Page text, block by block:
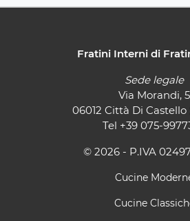
Fratini Interni di
Sede legale
Via Morandi, 5
06012 Città Di
Tel +39 075-
© 2026 - P.IVA
Cucine
Cucine